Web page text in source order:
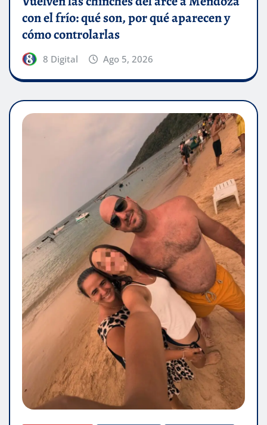
con el frío: qué son, por qué aparecen y
cómo controlarlas
8 Digital Ago 5, 2026